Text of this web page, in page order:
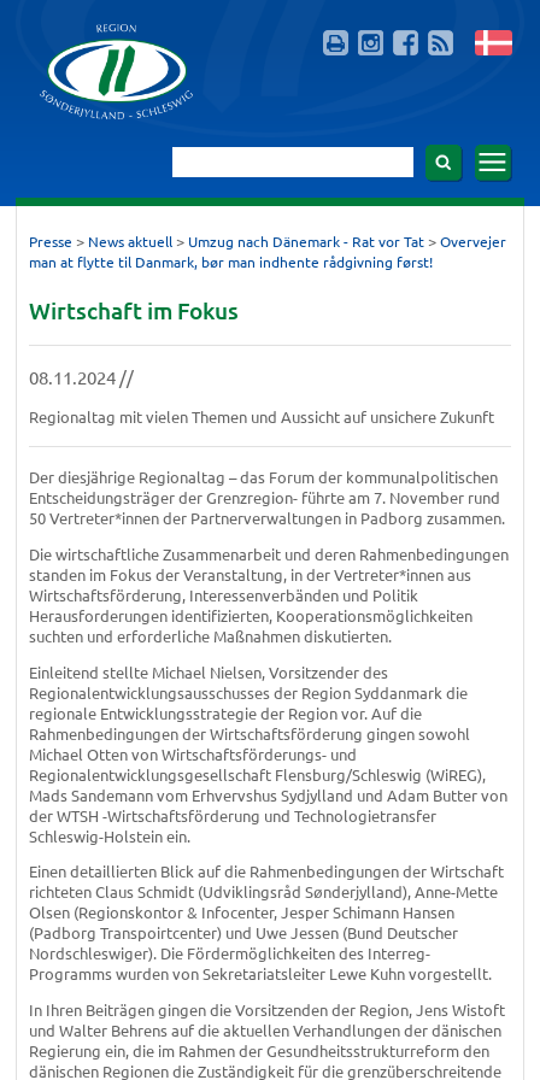
Presse > News aktuell > Umzug nach Dänemark - Rat vor Tat > Overvejer
man at flytte til Danmark, bør man indhente rådgivning først!
Wirtschaft im Fokus
08.11.2024 //
Regionaltag mit vielen Themen und Aussicht auf unsichere Zukunft
Der diesjährige Regionaltag – das Forum der kommunalpolitischen
Entscheidungsträger der Grenzregion- führte am 7. November rund
50 Vertreter*innen der Partnerverwaltungen in Padborg zusammen.
Die wirtschaftliche Zusammenarbeit und deren Rahmenbedingungen
standen im Fokus der Veranstaltung, in der Vertreter*innen aus
Wirtschaftsförderung, Interessenverbänden und Politik
Herausforderungen identifizierten, Kooperationsmöglichkeiten
suchten und erforderliche Maßnahmen diskutierten.
Einleitend stellte Michael Nielsen, Vorsitzender des
Regionalentwicklungsausschusses der Region Syddanmark die
regionale Entwicklungsstrategie der Region vor. Auf die
Rahmenbedingungen der Wirtschaftsförderung gingen sowohl
Michael Otten von Wirtschaftsförderungs- und
Regionalentwicklungsgesellschaft Flensburg/Schleswig (WiREG),
Mads Sandemann vom Erhvervshus Sydjylland und Adam Butter von
der WTSH -Wirtschaftsförderung und Technologietransfer
Schleswig-Holstein ein.
Einen detaillierten Blick auf die Rahmenbedingungen der Wirtschaft
richteten Claus Schmidt (Udviklingsråd Sønderjylland), Anne-Mette
Olsen (Regionskontor & Infocenter, Jesper Schimann Hansen
(Padborg Transpoirtcenter) und Uwe Jessen (Bund Deutscher
Nordschleswiger). Die Fördermöglichkeiten des Interreg-
Programms wurden von Sekretariatsleiter Lewe Kuhn vorgestellt.
In Ihren Beiträgen gingen die Vorsitzenden der Region, Jens Wistoft
und Walter Behrens auf die aktuellen Verhandlungen der dänischen
Regierung ein, die im Rahmen der Gesundheitsstrukturreform den
dänischen Regionen die Zuständigkeit für die grenzüberschreitende